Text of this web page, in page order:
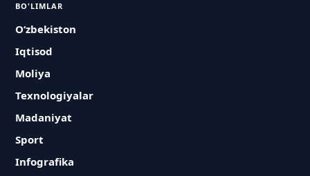
BO'LIMLAR
O‘zbekiston
Iqtisod
Moliya
Texnologiyalar
Madaniyat
Sport
Infografika